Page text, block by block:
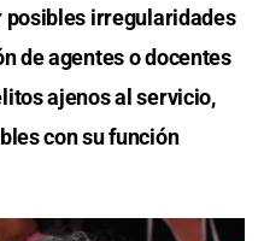
posibles irregularidades
de agentes o docentes
ajenos al servicio,
con su función